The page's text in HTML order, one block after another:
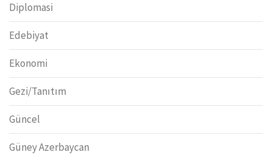
Diplomasi
Edebiyat
Ekonomi
Gezi/Tanıtım
Güncel
Güney Azerbaycan